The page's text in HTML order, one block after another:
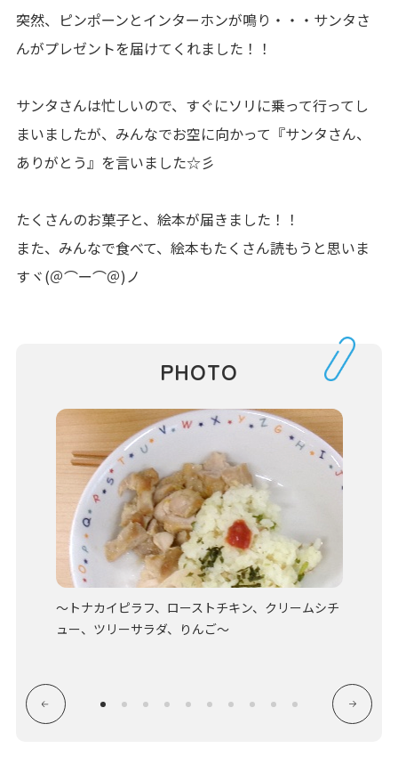
突然、ピンポーンとインターホンが鳴り・・・サンタさ
んがプレゼントを届けてくれました！！
サンタさんは忙しいので、すぐにソリに乗って行ってし
まいましたが、みんなでお空に向かって『サンタさん、
ありがとう』を言いました☆彡
たくさんのお菓子と、絵本が届きました！！
また、みんなで食べて、絵本もたくさん読もうと思いま
すヾ(＠⌒ー⌒＠)ノ
PHOTO
～トナカイピラフ、ローストチキン、クリームシチ
ュー、ツリーサラダ、りんご～